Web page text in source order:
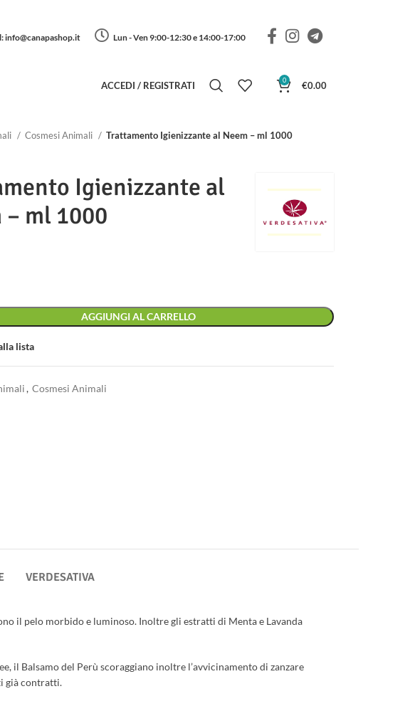
info@canapashop.it Lun - Ven 9:00-12:30 e 14:00-17:00
ACCEDI / REGISTRATI 0 €0.00
Cosmesi Animali Trattamento Igienizzante al Neem – ml 1000
Igienizzante al
– ml 1000
AGGIUNGI AL CARRELLO
lista
, Cosmesi Animali
VERDESATIVA
il pelo morbido e luminoso. Inoltre gli estratti di Menta e Lavanda
il Balsamo del Perù scoraggiano inoltre l’avvicinamento di zanzare
già contratti.